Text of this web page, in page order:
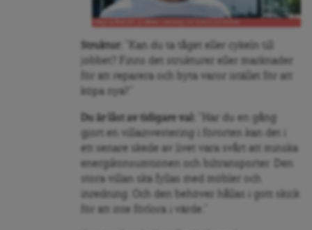
Struktur:
”Kan du ta tåget eller cykeln till
jobbet? Finns det strukturer eller marknader
för att reparera och byta varor istället för att
köpa nya?”
Du är låst av tidigare val:
”Har du en gång
gjort en villainvestering i förorten kan det i
ett senare skede av livet vara svårt att minska
energikonsumtionen och biltransporter. Den
stora villan ska fyllas med möbler och
inredning. Och den behöver hållas i gott skick
för att inte förlora i värde.”